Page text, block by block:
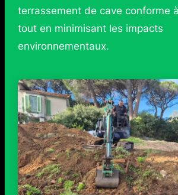
terrassement de cave conforme
tout en minimisant les impacts
environnementaux.